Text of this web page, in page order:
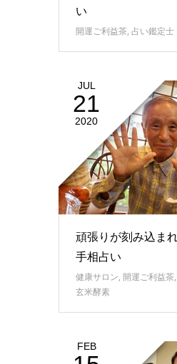
い
開運ご利益茶, 占い鑑定士
JUL
21
2020
頑張りが刻み込ま
手相占い
健康サロン, 開運ご利益茶,
玄米酵素
FEB